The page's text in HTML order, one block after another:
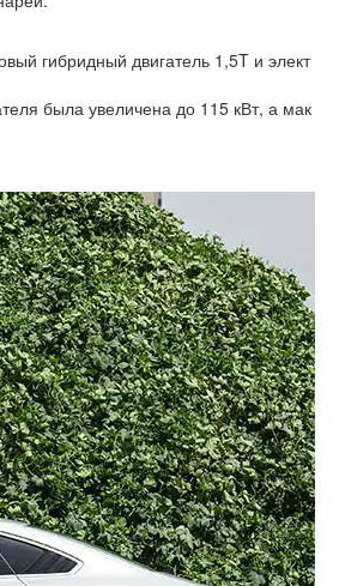
гибридный двигатель 1,5T и элект
была увеличена до 115 кВт, а мак